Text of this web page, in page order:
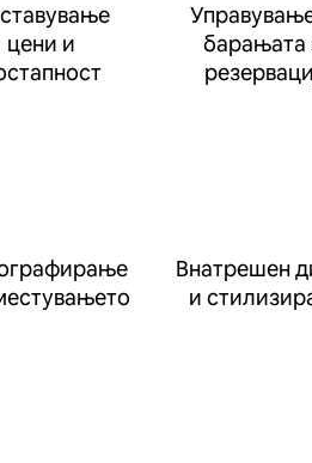
цени и
барањата
Внатрешен
и